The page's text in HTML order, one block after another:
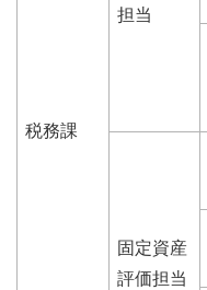
税務課
担当
固定資産
評価担当